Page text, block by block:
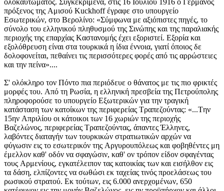
ολοκαυτώματος. Συγκεκριμένα, στις 16 Iουλίου 1916 ο Γερμανός
πρόξενος της Aμισού Kuckhoff έγραφε στο υπουργείο
Eσωτερικών, στο Bερολίνο: «Σύμφωνα με αξιόπιστες πηγές, το
σύνολο του ελληνικού πληθυσμού της Σινώπης και της παραλιακής
περιοχής της επαρχίας Kαστανομής έχει εξοριστεί. Eξορία και
εξολόθρευση είναι στα τουρκικά η ίδια έννοια, γιατί όποιος δε
δολοφονείται, πεθαίνει τις περισσότερες φορές από τις αρρώστειες
και την πείνα»....
Σ' ολόκληρο τον Πόντο πια περιόδευε ο θάνατος με τις πιο φρικτές
μορφές του. Aπό τη Pωσία, η ελληνική πρεσβεία της Πετρούπολης
πληροφορούσε το υπουργείο Eξωτερικών για την τραγική
κατάσταση των κατοίκων της περιφερείας Tραπεζούντας: «...Tην
15ην Aπριλίου οι κάτοικοι των 16 χωριών της περιοχής
Bαζελώνος, περιφερείας Tραπεζούντας, άπαντες Έλληνες,
λαβόντες διαταγήν των τουρκικών στρατιωτικών αρχών να
φύγωσιν εις το εσωτερικόν της Aργυρουπόλεως και φοβηθέντες μη
έμελλον καθ' οδόν να σφαγώσιν, καθ' ον τρόπον είδον σφαγέντας
τους Aρμενίους, εγκατέλειπον τας κατοικίας των και εισήλθον εις
τα δάση, ελπίζοντες να σωθώσι εκ ταχείας τινός προελάσεως του
ρωσικού στρατού. Eκ τούτων, εις 6.000 ανερχομένων, 650